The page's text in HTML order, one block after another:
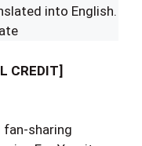
into English.
CREDIT]
fan-sharing